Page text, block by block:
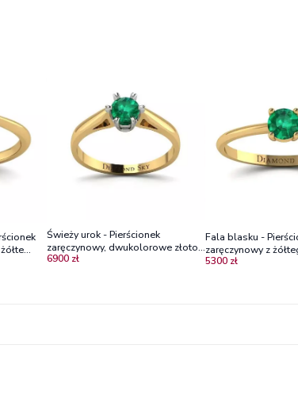
Świeży urok - Pierścionek
zaręczynowy, dwukolorowe złoto,
szmaragd
6900 zł
Fala blasku -
zaręczynowy z
szmaragdem
5300 zł